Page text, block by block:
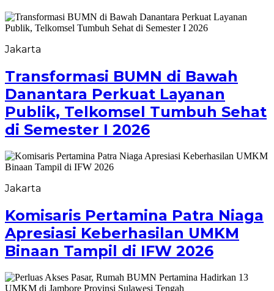
Jakarta
Transformasi BUMN di Bawah
Danantara Perkuat Layanan
Publik, Telkomsel Tumbuh Sehat
di Semester I 2026
Jakarta
Komisaris Pertamina Patra Niaga
Apresiasi Keberhasilan UMKM
Binaan Tampil di IFW 2026